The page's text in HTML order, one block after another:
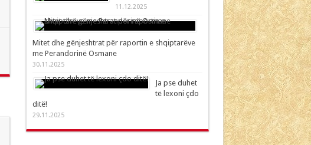
11.12.2025
Mitet dhe gënjeshtrat për raportin e shqiptarëve
me Perandorinë Osmane
30.11.2025
Ja pse duhet
të lexoni çdo
ditë!
29.11.2025